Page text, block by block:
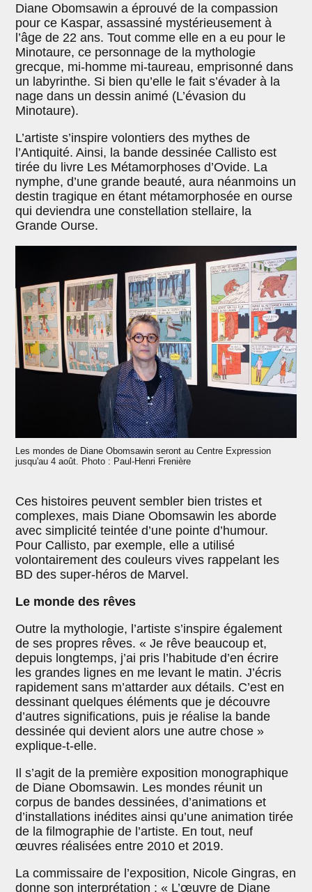
Diane Obomsawin a éprouvé de la compassion
pour ce Kaspar, assassiné mystérieusement à
l’âge de 22 ans. Tout comme elle en a eu pour le
Minotaure, ce personnage de la mythologie
grecque, mi-homme mi-taureau, emprisonné dans
un labyrinthe. Si bien qu’elle le fait s’évader à la
nage dans un dessin animé (L’évasion du
Minotaure).
L’artiste s’inspire volontiers des mythes de
l’Antiquité. Ainsi, la bande dessinée Callisto est
tirée du livre Les Métamorphoses d’Ovide. La
nymphe, d’une grande beauté, aura néanmoins un
destin tragique en étant métamorphosée en ourse
qui deviendra une constellation stellaire, la
Grande Ourse.
Les mondes de Diane Obomsawin seront au Centre Expression
jusqu'au 4 août. Photo : Paul-Henri Frenière
Ces histoires peuvent sembler bien tristes et
complexes, mais Diane Obomsawin les aborde
avec simplicité teintée d’une pointe d’humour.
Pour Callisto, par exemple, elle a utilisé
volontairement des couleurs vives rappelant les
BD des super-héros de Marvel.
Le monde des rêves
Outre la mythologie, l’artiste s’inspire également
de ses propres rêves. « Je rêve beaucoup et,
depuis longtemps, j’ai pris l’habitude d’en écrire
les grandes lignes en me levant le matin. J’écris
rapidement sans m’attarder aux détails. C’est en
dessinant quelques éléments que je découvre
d’autres significations, puis je réalise la bande
dessinée qui devient alors une autre chose »
explique-t-elle.
Il s’agit de la première exposition monographique
de Diane Obomsawin. Les mondes réunit un
corpus de bandes dessinées, d’animations et
d’installations inédites ainsi qu’une animation tirée
de la filmographie de l’artiste. En tout, neuf
œuvres réalisées entre 2010 et 2019.
La commissaire de l’exposition, Nicole Gingras, en
donne son interprétation : « L’œuvre de Diane